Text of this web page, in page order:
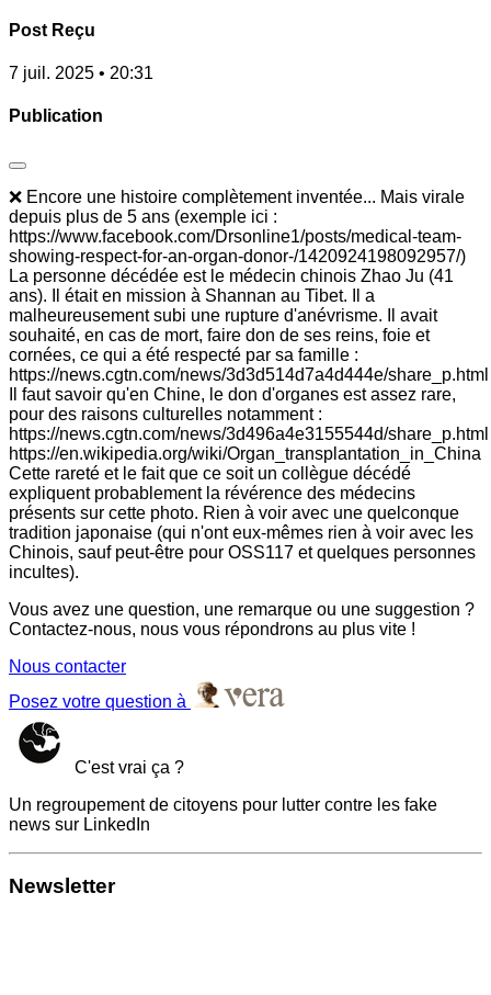
Post Reçu
7 juil. 2025 • 20:31
Publication
❌ Encore une histoire complètement inventée... Mais virale
depuis plus de 5 ans (exemple ici :
https://www.facebook.com/Drsonline1/posts/medical-team-
showing-respect-for-an-organ-donor-/1420924198092957/)
La personne décédée est le médecin chinois Zhao Ju (41
ans). Il était en mission à Shannan au Tibet. Il a
malheureusement subi une rupture d'anévrisme. Il avait
souhaité, en cas de mort, faire don de ses reins, foie et
cornées, ce qui a été respecté par sa famille :
https://news.cgtn.com/news/3d3d514d7a4d444e/share_p.html
Il faut savoir qu'en Chine, le don d'organes est assez rare,
pour des raisons culturelles notamment :
https://news.cgtn.com/news/3d496a4e3155544d/share_p.html
https://en.wikipedia.org/wiki/Organ_transplantation_in_China
Cette rareté et le fait que ce soit un collègue décédé
expliquent probablement la révérence des médecins
présents sur cette photo. Rien à voir avec une quelconque
tradition japonaise (qui n'ont eux-mêmes rien à voir avec les
Chinois, sauf peut-être pour OSS117 et quelques personnes
incultes).
Vous avez une question, une remarque ou une suggestion ?
Contactez-nous, nous vous répondrons au plus vite !
Nous contacter
Posez votre question à
C'est vrai ça ?
Un regroupement de citoyens pour lutter contre les fake
news sur LinkedIn
Newsletter